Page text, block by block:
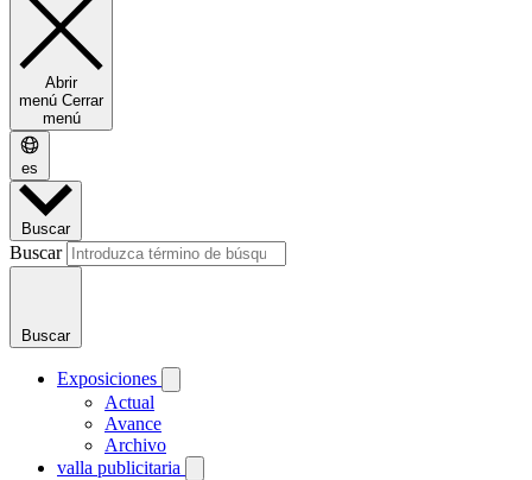
Abrir
menú Cerrar
menú
es
Buscar
Buscar
Buscar
Exposiciones
Actual
Avance
Archivo
valla publicitaria